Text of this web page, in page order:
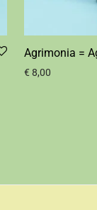
Agrimonia =
€ 8,00